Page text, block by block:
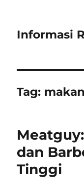
Informasi
Tag:
dan
Tinggi